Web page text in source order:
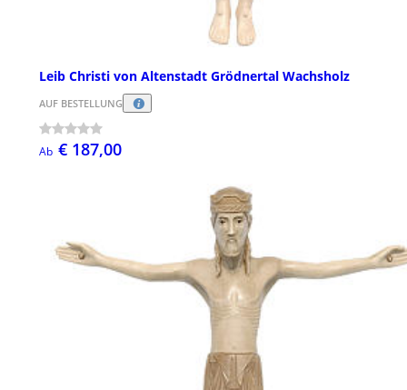
Leib Christi von Altenstadt Grödnertal Wachsholz
AUF BESTELLUNG
Ab € 187,00